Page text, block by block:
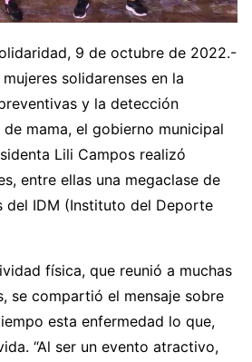
9 de octubre de 2022.-
solidarenses en la
y la detección
mama, el gobierno municipal
Lili Campos realizó
entre ellas una megaclase de
del IDM (Instituto del Deporte
física, que reunió a muchas
se compartió el mensaje sobre
esta enfermedad lo que,
“Al ser un evento atractivo,